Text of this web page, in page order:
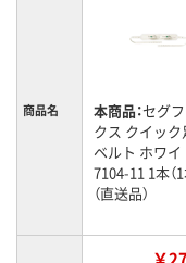
商品名 本商品：セグ
クス クイック
ベルト ホワイ
7104-11 1本（1
（直送品）
￥